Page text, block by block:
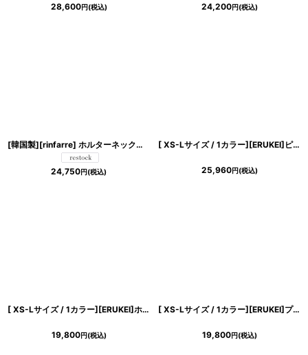
28,600円(税込) 24,200円(税込)
[韓国製][rinfarre] ホルターネック・胸元プリーツ・シフォン・Aライン・ノースリーブ・ロングドレス・ワンピース[山崎みどり・薗田杏奈ちゃん着用]《送料＆代引き手数料無料》myrd
24,750円(税込)
[ XS-Lサイズ / 1カラー][ERUKEI]ピンク・フレア・Aライン・ノースリーブ・ミニドレス・ワンピース[山崎みどり着用][送料無料] mypk
25,960円(税込)
[ XS-Lサイズ / 1カラー][ERUKEI]ホワイト×ブラック・アートプリント・花柄・ウエストマーク・Aライン・ノースリーブ・ロングドレス・モード[山崎みどり着用][送料無料]mywh
19,800円(税込)
[ XS-Lサイズ / 1カラー][ERUKEI]プリント・花柄・コルセット・Aライン・ノースリーブ・ミディアムドレス・ワンピース[山崎みどり着用][送料無料] mypr
19,800円(税込)